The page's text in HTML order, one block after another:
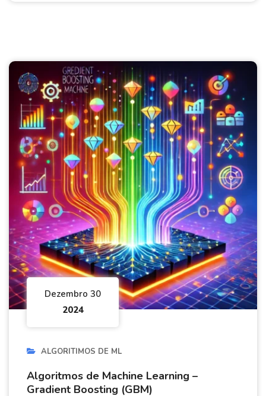
Dezembro 30
2024
ALGORITIMOS DE ML
Algoritmos de Machine Learning –
Gradient Boosting (GBM)